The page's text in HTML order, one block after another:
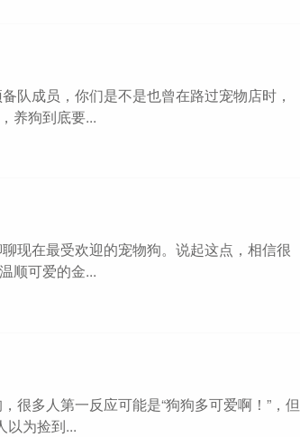
队成员，你们是不是也曾在路过宠物店时，
养狗到底要...
现在最受欢迎的宠物狗。说起这点，相信很
顺可爱的金...
很多人第一反应可能是“狗狗多可爱啊！”，但
以为捡到...